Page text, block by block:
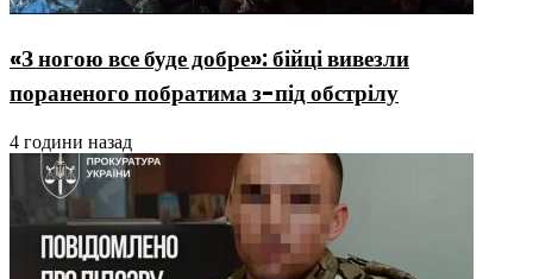
«З ногою все буде добре»: бійці вивезли
пораненого побратима з-під обстрілу
4 години назад